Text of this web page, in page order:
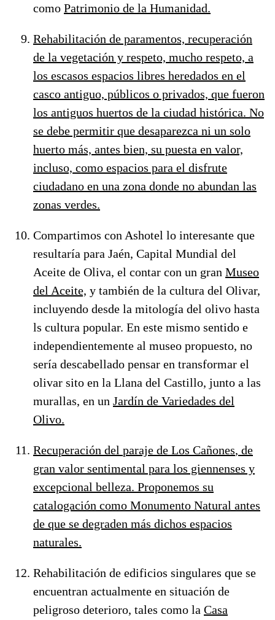
como Patrimonio de la Humanidad.
Rehabilitación de paramentos, recuperación
de la vegetación y respeto, mucho respeto, a
los escasos espacios libres heredados en el
casco antiguo, públicos o privados, que fueron
los antiguos huertos de la ciudad histórica. No
se debe permitir que desaparezca ni un solo
huerto más, antes bien, su puesta en valor,
incluso, como espacios para el disfrute
ciudadano en una zona donde no abundan las
zonas verdes.
Compartimos con Ashotel lo interesante que
resultaría para Jaén, Capital Mundial del
Aceite de Oliva, el contar con un gran Museo
del Aceite, y también de la cultura del Olivar,
incluyendo desde la mitología del olivo hasta
ls cultura popular. En este mismo sentido e
independientemente al museo propuesto, no
sería descabellado pensar en transformar el
olivar sito en la Llana del Castillo, junto a las
murallas, en un Jardín de Variedades del
Olivo.
Recuperación del paraje de Los Cañones, de
gran valor sentimental para los giennenses y
excepcional belleza. Proponemos su
catalogación como Monumento Natural antes
de que se degraden más dichos espacios
naturales.
Rehabilitación de edificios singulares que se
encuentran actualmente en situación de
peligroso deterioro, tales como la Casa